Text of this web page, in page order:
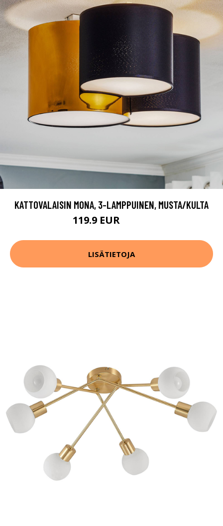
KATTOVALAISIN MONA, 3-LAMPPUINEN, MUSTA/KULTA
119.9 EUR
LISÄTIETOJA